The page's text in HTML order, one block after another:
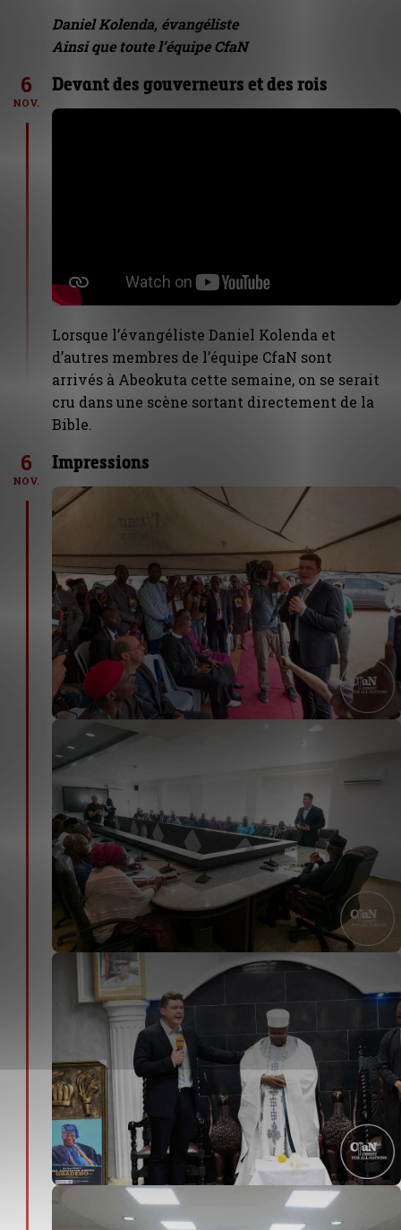
Daniel Kolenda, évangéliste
Ainsi que toute l’équipe CfaN
6
NOV.
Devant des gouverneurs et des rois
Lorsque l’évangéliste Daniel Kolenda et
d’autres membres de l’équipe CfaN sont
arrivés à Abeokuta cette semaine, on se serait
cru dans une scène sortant directement de la
Bible.
6
NOV.
Impressions